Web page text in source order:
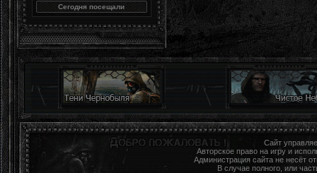
Сайт
Авторское право на игру и
Администрация сайта не несёт
В случае полного, или